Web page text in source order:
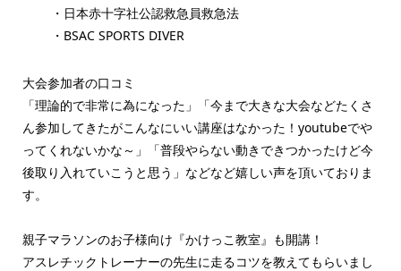
・日本赤十字社公認救急員救急法
・BSAC SPORTS DIVER
大会参加者の口コミ​
「理論的で非常に為になった」「今まで大きな大会などたくさ
ん参加してきたがこんなにいい講座はなかった！youtubeでや
ってくれないかな～」「普段やらない動きできつかったけど今
後取り入れていこうと思う」などなど嬉しい声を頂いておりま
す。
親子マラソンのお子様向け『かけっこ教室』も開講！
​アスレチックトレーナーの先生に走るコツを教えてもらいまし